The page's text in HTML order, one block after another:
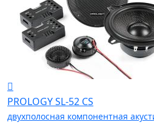
PROLOGY SL-52 CS
двухполосная компонентная